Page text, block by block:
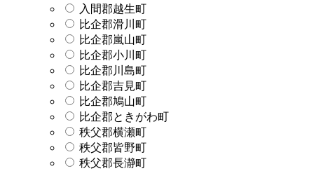
入間郡越生町
比企郡滑川町
比企郡嵐山町
比企郡小川町
比企郡川島町
比企郡吉見町
比企郡鳩山町
比企郡ときがわ町
秩父郡横瀬町
秩父郡皆野町
秩父郡長瀞町